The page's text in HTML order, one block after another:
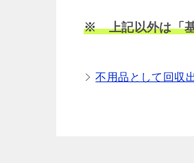
※ 上記以外は「基
不用品として回収